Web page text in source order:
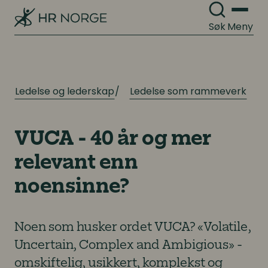
SøkMeny
Ledelse og lederskap Ledelse som rammeverk
VUCA - 40 år og mer
relevant enn
noensinne?
Noen som husker ordet VUCA? «Volatile,
Uncertain, Complex and Ambigious» -
omskiftelig, usikkert, komplekst og